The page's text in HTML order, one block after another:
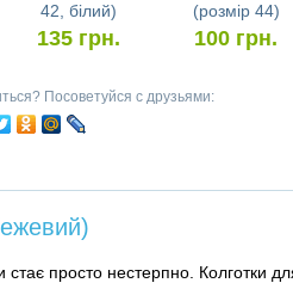
42, білий)
135 грн.
(розмір 44)
100 грн.
Посоветуйся с друзьями:
стає просто нестерпно. Колготки